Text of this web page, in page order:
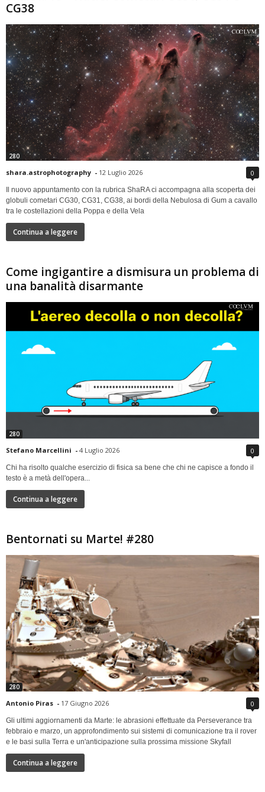
CG38
280
shara.astrophotography - 12 Luglio 2026 0
Il nuovo appuntamento con la rubrica ShaRA ci accompagna alla scoperta dei
globuli cometari CG30, CG31, CG38, ai bordi della Nebulosa di Gum a cavallo
tra le costellazioni della Poppa e della Vela
Continua a leggere
Come ingigantire a dismisura un problema di
una banalità disarmante
280
Stefano Marcellini - 4 Luglio 2026 0
Chi ha risolto qualche esercizio di fisica sa bene che chi ne capisce a fondo il
testo è a metà dell'opera...
Continua a leggere
Bentornati su Marte! #280
280
Antonio Piras - 17 Giugno 2026 0
Gli ultimi aggiornamenti da Marte: le abrasioni effettuate da Perseverance tra
febbraio e marzo, un approfondimento sui sistemi di comunicazione tra il rover
e le basi sulla Terra e un'anticipazione sulla prossima missione Skyfall
Continua a leggere